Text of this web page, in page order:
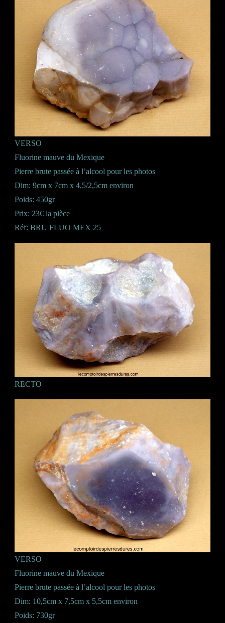
VERSO
Fluorine mauve du Mexique
Pierre brute passée à l’alcool pour les photos
Dim: 9cm x 7cm x 4,5/2,5cm environ
Poids: 450gr
Prix: 23€ la pièce
Réf: BRU FLUO MEX 25
RECTO
VERSO
Fluorine mauve du Mexique
Pierre brute passée à l’alcool pour les photos
Dim: 10,5cm x 7,5cm x 5,5cm environ
Poids: 730gr